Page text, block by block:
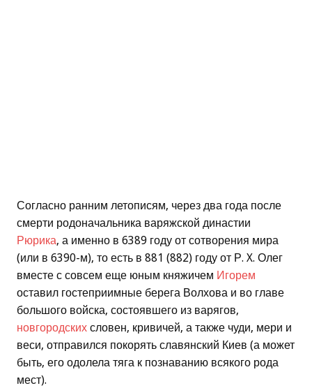
Согласно ранним летописям, через два года после
смерти родоначальника варяжской династии
Рюрика, а именно в 6389 году от сотворения мира
(или в 6390-м), то есть в 881 (882) году от Р. X. Олег
вместе с совсем еще юным княжичем Игорем
оставил гостеприимные берега Волхова и во главе
большого войска, состоявшего из варягов,
новгородских словен, кривичей, а также чуди, мери и
веси, отправился покорять славянский Киев (а может
быть, его одолела тяга к познаванию всякого рода
мест).